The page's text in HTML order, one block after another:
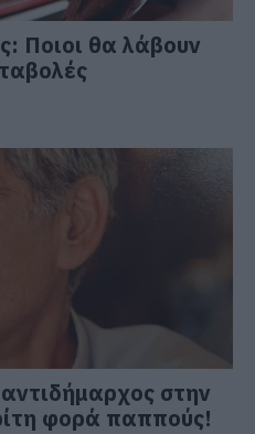
Ποιοι θα λάβουν
στην
φορά παππούς!